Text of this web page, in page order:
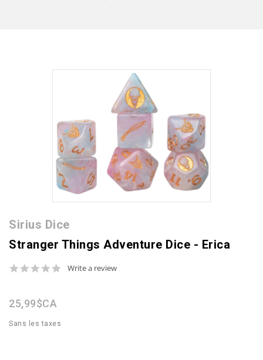
Sirius Dice
Stranger Things Adventure Dice - Erica
0.0
Write a review
25,99$CA
Sans les taxes